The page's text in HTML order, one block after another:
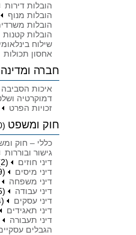
הובלות דירות
הובלות מנוף
הובלות
הובלות קטנות
שילוח בינלאומי
אחסון תכולות
חברה ומדינה
איכות הסביבה
דמוקרטיה
זכויות הפרט
חוק ומשפט (0)
כללי – חוק
גישור ובוררות
דיני חוזים
(2)
דיני מיסים
(9)
דיני משפחה
דיני עבודה
(5)
דיני עסקים
(4)
דיני תאגידים
דיני תעבורה
הגבלים